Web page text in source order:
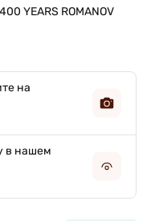
YEARS ROMANOV
на
в нашем